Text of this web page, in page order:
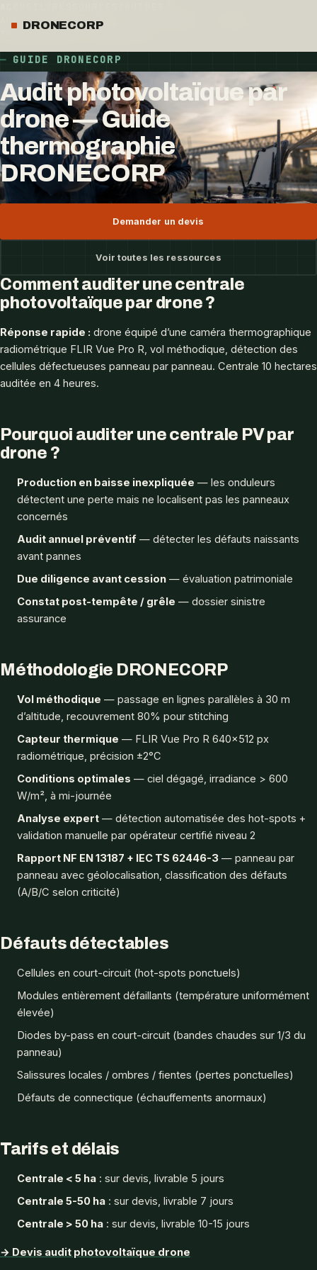
DRONECORP
AUDIT PHOTOVOLTAÏQUE PAR DRONE — GUIDE
GUIDE DRONECORP
Audit photovoltaïque par
drone — Guide
thermographie
DRONECORP
Demander un devis
Voir toutes les ressources
Comment auditer une centrale
photovoltaïque par drone ?
Réponse rapide : drone équipé d’une caméra thermographique
radiométrique FLIR Vue Pro R, vol méthodique, détection des
cellules défectueuses panneau par panneau. Centrale 10 hectares
auditée en 4 heures.
Pourquoi auditer une centrale PV par
drone ?
Production en baisse inexpliquée — les onduleurs
détectent une perte mais ne localisent pas les panneaux
concernés
Audit annuel préventif — détecter les défauts naissants
avant pannes
Due diligence avant cession — évaluation patrimoniale
Constat post-tempête / grêle — dossier sinistre
assurance
Méthodologie DRONECORP
Vol méthodique — passage en lignes parallèles à 30 m
d’altitude, recouvrement 80% pour stitching
Capteur thermique — FLIR Vue Pro R 640×512 px
radiométrique, précision ±2°C
Conditions optimales — ciel dégagé, irradiance > 600
W/m², à mi-journée
Analyse expert — détection automatisée des hot-spots +
validation manuelle par opérateur certifié niveau 2
Rapport NF EN 13187 + IEC TS 62446-3 — panneau par
panneau avec géolocalisation, classification des défauts
(A/B/C selon criticité)
Défauts détectables
Cellules en court-circuit (hot-spots ponctuels)
Modules entièrement défaillants (température uniformément
élevée)
Diodes by-pass en court-circuit (bandes chaudes sur 1/3 du
panneau)
Salissures locales / ombres / fientes (pertes ponctuelles)
Défauts de connectique (échauffements anormaux)
Tarifs et délais
Centrale < 5 ha : sur devis, livrable 5 jours
Centrale 5-50 ha : sur devis, livrable 7 jours
Centrale > 50 ha : sur devis, livrable 10-15 jours
→ Devis audit photovoltaïque drone